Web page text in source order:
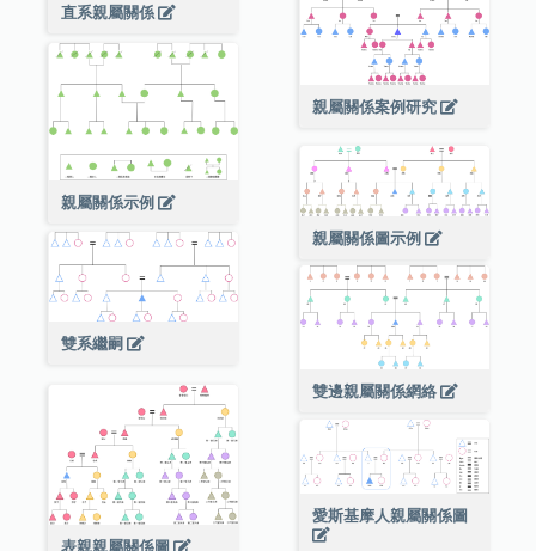
直系親屬關係
親屬關係案例研究
親屬關係示例
親屬關係圖示例
雙系繼嗣
雙邊親屬關係網絡
愛斯基摩人親屬關係圖